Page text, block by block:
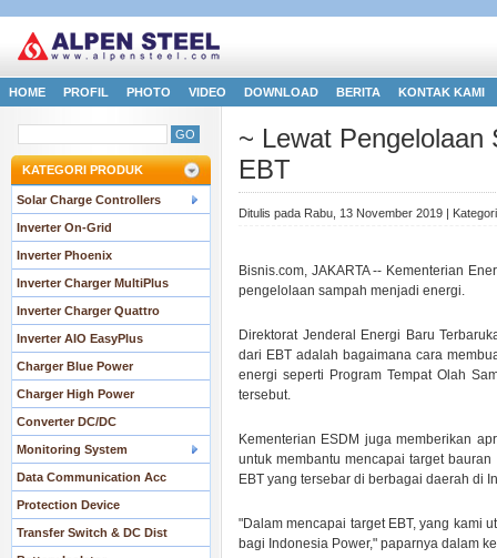
HOME PROFIL PHOTO VIDEO DOWNLOAD BERITA KONTAK KAMI
KATEGORI PRODUK
Solar Charge Controllers
Inverter On-Grid
Inverter Phoenix
Inverter Charger MultiPlus
Inverter Charger Quattro
Inverter AIO EasyPlus
Charger Blue Power
Charger High Power
Converter DC/DC
Monitoring System
Data Communication Acc
Protection Device
Transfer Switch & DC Dist
~ Lewat Pengelolaan
EBT
Ditulis pada Rabu, 13 November 2019 |
Bisnis.com, JAKARTA -- Kementerian
pengelolaan sampah menjadi energi.
Direktorat Jenderal Energi Baru
dari EBT adalah bagaimana cara
energi seperti Program Tempat Olah
tersebut.
Kementerian ESDM juga memberikan
untuk membantu mencapai target
EBT yang tersebar di berbagai daerah di
"Dalam mencapai target EBT, yang kami
bagi Indonesia Power," paparnya dalam